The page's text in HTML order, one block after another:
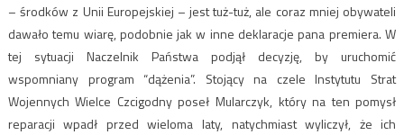
– środków z Unii Europejskiej – jest tuż-tuż, ale coraz mniej obywateli
dawało temu wiarę, podobnie jak w inne deklaracje pana premiera. W
tej sytuacji Naczelnik Państwa podjął decyzję, by uruchomić
wspomniany program “dążenia”. Stojący na czele Instytutu Strat
Wojennych Wielce Czcigodny poseł Mularczyk, który na ten pomysł
reparacji wpadł przed wieloma laty, natychmiast wyliczył, że ich